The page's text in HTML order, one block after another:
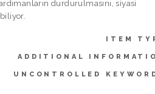
durdurulmasını, siyasi
ITEM
ADDITIONAL
UNCONTROLLED